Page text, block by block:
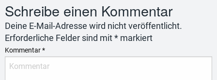
Schreibe einen Kommentar
Deine E-Mail-Adresse wird nicht veröffentlicht.
Erforderliche Felder sind mit * markiert
Kommentar*